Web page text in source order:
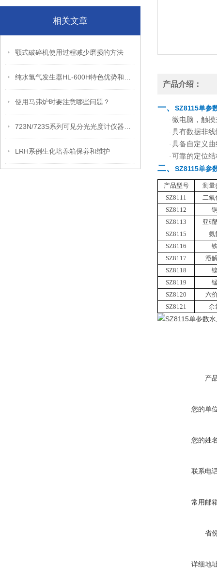
相关文章
颚式破碎机使用过程减少磨损的方法
使用马弗炉时要注意哪些问题？
LRH系例生化培养箱保养和维护
产品介绍：
一、 SZ8115单参
· 微电脑，触
· 具有数据非
· 具备自定义
· 可靠的定位
二、 SZ8115单参
产品型号
测量
SZ8111
二氧
SZ8112
SZ8113
亚硝
SZ8115
氨
SZ8116
SZ8117
溶
SZ8118
SZ8119
SZ8120
六
SZ8121
余
产
您的单
您的姓
联系电
常用邮
省
详细地